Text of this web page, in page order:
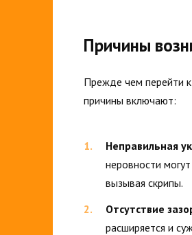
Причины
Прежде чем перейти
причины включают:
Неправильная
неровности
вызывая скрипы.
Отсутствие
расширяется и